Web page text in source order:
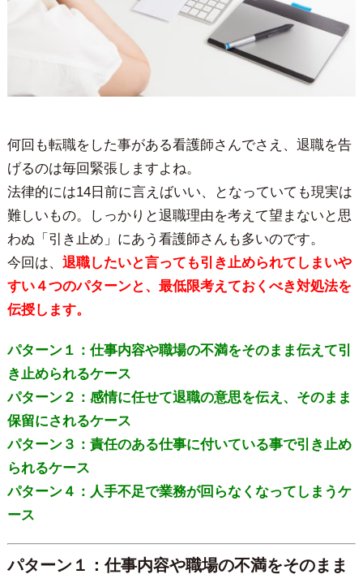
何回も転職をした事がある看護師さんでさえ、退職を告
げるのは毎回緊張しますよね。
法律的には14日前に言えばいい、となっていても現実は
難しいもの。しっかりと退職理由を考えて望まないと思
わぬ「引き止め」にあう看護師さんも多いのです。
今回は、 退職したいと言っても引き止められてしまいや
すい４つのパターンと、最低限考えておくべき対処法を
伝授します。
パターン１：仕事内容や職場の不満をそのまま伝えて引
き止められるケース
パターン２：感情に任せて退職の意思を伝え、そのまま
保留にされるケース
パターン３：責任のある仕事に付いている事で引き止め
られるケース
パターン４：人手不足で業務が回らなくなってしまうケ
ース
パターン１：仕事内容や職場の不満をそのまま